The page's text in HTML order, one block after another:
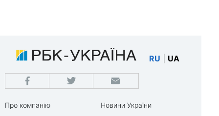
RU UA
Про компанію
Новини України